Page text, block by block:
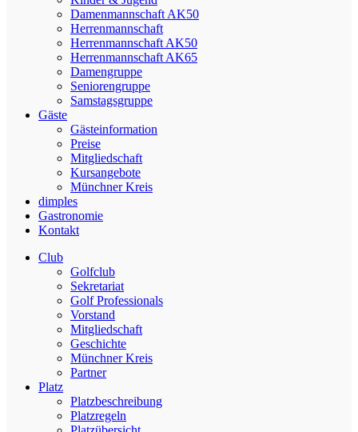
Damenmannschaft AK50
Herrenmannschaft
Herrenmannschaft AK50
Herrenmannschaft AK65
Damengruppe
Seniorengruppe
Samstagsgruppe
Gäste
Gästeinformation
Preise
Mitgliedschaft
Kursangebote
Münchner Kreis
dimples
Gastronomie
Kontakt
Club
Golfclub
Sekretariat
Golf Professionals
Vorstand
Mitgliedschaft
Geschichte
Münchner Kreis
Partner
Platz
Platzbeschreibung
Platzregeln